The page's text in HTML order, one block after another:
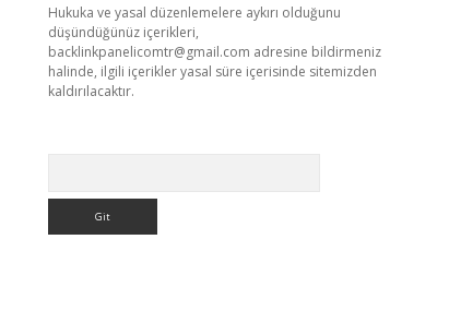
Hukuka ve yasal düzenlemelere aykırı olduğunu
düşündüğünüz içerikleri,
backlinkpanelicomtr@gmail.com adresine bildirmeniz
halinde, ilgili içerikler yasal süre içerisinde sitemizden
kaldırılacaktır.